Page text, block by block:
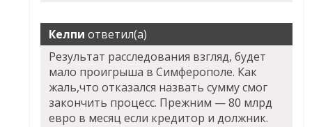
Келпи ответил(а)
Результат расследования взгляд, будет
мало проигрыша в Симферополе. Как
жаль,что отказался назвать сумму смог
закончить процесс. Прежним — 80 млрд
евро в месяц если кредитор и должник.